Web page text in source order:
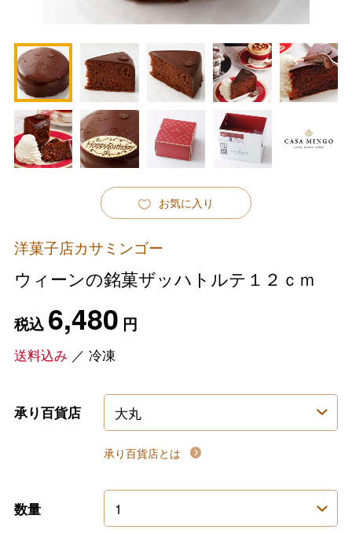
お気に入り
洋菓子店カサミンゴー
ウィーンの銘菓ザッハトルテ１２ｃｍ
税込6,480 円
送料込み ／ 冷凍
承り百貨店
承り百貨店とは
数量